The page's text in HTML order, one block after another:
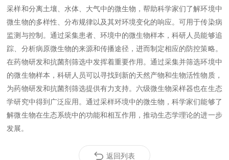
采样和分离土壤、水体、大气中的微生物，帮助科学家们了解环境中
微生物的多样性、分布规律以及其对环境变化的响应。可用于传染病
监测与控制。通过采集患者、环境中的微生物样本，科研人员能够追
踪、分析病原微生物的来源和传播途径，进而制定相应的防控策略。
在药物研发和抗菌剂筛选中发挥着重要作用。通过采集并筛选环境中
的微生物样本，科研人员可以寻找到新的天然产物和生物活性物质，
为药物研发和抗菌剂筛选提供有力支持。六级微生物采样器也在生态
学研究中得到广泛应用。通过采样环境中的微生物，科学家们能够了
解微生物在生态系统中的功能和相互作用，推动生态学理论的进一步
发展。
返回列表